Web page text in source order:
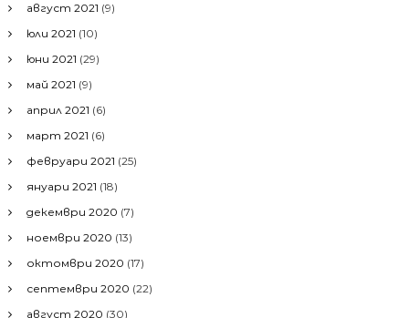
август 2021 (9)
юли 2021 (10)
юни 2021 (29)
май 2021 (9)
април 2021 (6)
март 2021 (6)
февруари 2021 (25)
януари 2021 (18)
декември 2020 (7)
ноември 2020 (13)
октомври 2020 (17)
септември 2020 (22)
август 2020 (30)